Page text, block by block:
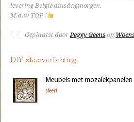
levering België dinsdagmorgen.
M.a.w TOP !
Geplaatst door Peggy Geens op
DIY sfeerverlichting
Meubels met mozaiekpanelen
sfeer!